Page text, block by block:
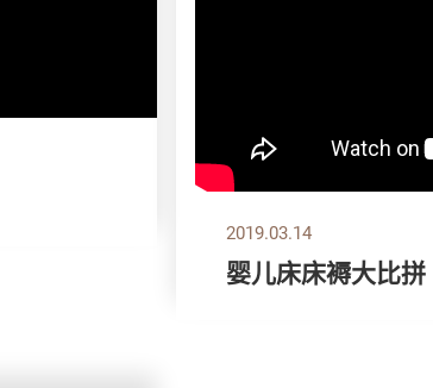
2019.03.14
婴儿床床褥大比拼